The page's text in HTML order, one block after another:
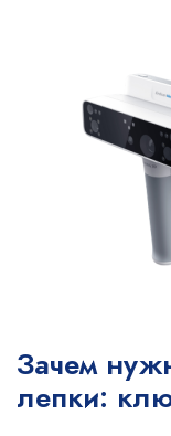
Зачем
лепки: